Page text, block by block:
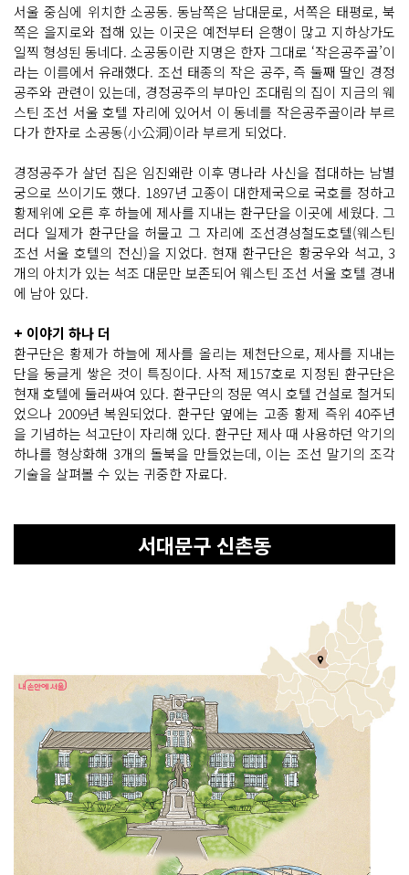
서울 중심에 위치한 소공동. 동남쪽은 남대문로, 서쪽은 태평로, 북
쪽은 을지로와 접해 있는 이곳은 예전부터 은행이 많고 지하상가도
일찍 형성된 동네다. 소공동이란 지명은 한자 그대로 ‘작은공주골’이
라는 이름에서 유래했다. 조선 태종의 작은 공주, 즉 둘째 딸인 경정
공주와 관련이 있는데, 경정공주의 부마인 조대림의 집이 지금의 웨
스틴 조선 서울 호텔 자리에 있어서 이 동네를 작은공주골이라 부르
다가 한자로 소공동(小公洞)이라 부르게 되었다.
경정공주가 살던 집은 임진왜란 이후 명나라 사신을 접대하는 남별
궁으로 쓰이기도 했다. 1897년 고종이 대한제국으로 국호를 정하고
황제위에 오른 후 하늘에 제사를 지내는 환구단을 이곳에 세웠다. 그
러다 일제가 환구단을 허물고 그 자리에 조선경성철도호텔(웨스틴
조선 서울 호텔의 전신)을 지었다. 현재 환구단은 황궁우와 석고, 3
개의 아치가 있는 석조 대문만 보존되어 웨스틴 조선 서울 호텔 경내
에 남아 있다.
+ 이야기 하나 더
환구단은 황제가 하늘에 제사를 올리는 제천단으로, 제사를 지내는
단을 둥글게 쌓은 것이 특징이다. 사적 제157호로 지정된 환구단은
현재 호텔에 둘러싸여 있다. 환구단의 정문 역시 호텔 건설로 철거되
었으나 2009년 복원되었다. 환구단 옆에는 고종 황제 즉위 40주년
을 기념하는 석고단이 자리해 있다. 환구단 제사 때 사용하던 악기의
하나를 형상화해 3개의 돌북을 만들었는데, 이는 조선 말기의 조각
기술을 살펴볼 수 있는 귀중한 자료다.
서대문구 신촌동